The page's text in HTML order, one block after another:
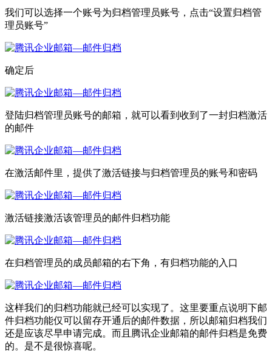
我们可以选择一个账号为归档管理员账号，点击“设置归档管
理员账号”
确定后
登陆归档管理员账号的邮箱，就可以看到收到了一封归档激活
的邮件
在激活邮件里，提供了激活链接与归档管理员的账号和密码
激活链接激活该管理员的邮件归档功能
在归档管理员的成员邮箱的右下角，有归档功能的入口
这样我们的归档功能就已经可以实现了。这里要重点说明下邮
件归档功能仅可以留存开通后的邮件数据，所以邮箱归档我们
还是应该尽早申请完成。而且腾讯企业邮箱的邮件归档是免费
的。是不是很惊喜呢。